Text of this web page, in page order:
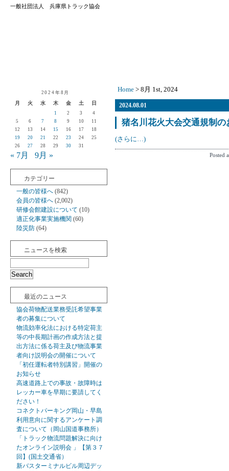
一般社団法人 兵庫県トラック協会
2024年8月
月 火 水 木 金 土 日
1 2 3
4
5
6 7 8 9 10
11
12
13 14 15 16 17
18
19
20 21 22 23 24
25
26
27 28 29 30 31
« 7月 9月 »
カテゴリー
一般の皆様へ (842)
会員の皆様へ (2,002)
研修会館建設について (10)
適正化事業実施機関 (60)
陸災防 (64)
ニュースを検索
最近のニュース
協会荷物配送業務受託希望事業
者の募集について
物流効率化法における特定荷主
等の中長期計画の作成方法と提
出方法に係る荷主及び物流事業
者向け説明会の開催について
「初任運転者特別講習」開催の
お知らせ
高速道路上での事故・故障時は
レッカー車を早期に要請してく
ださい！
コネクトパーキング岡山・早島
利用意向に関するアンケート調
査について（岡山国道事務所）
「トラック物流問題解決に向け
たオンライン説明会 」【第３７
回】(国土交通省）
新バスターミナルビル周辺デッ
Home > 8月 1st, 2024
2024.08.01
猪名川花火大会交通規制の
(さらに…)
Posted